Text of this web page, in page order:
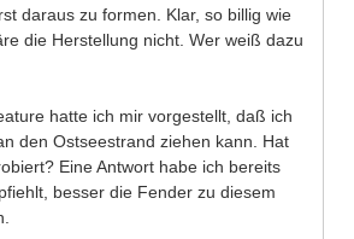
daraus zu formen. Klar, so billig wie
die Herstellung nicht. Wer weiß dazu
hatte ich mir vorgestellt, daß ich
den Ostseestrand ziehen kann. Hat
Eine Antwort habe ich bereits
besser die Fender zu diesem